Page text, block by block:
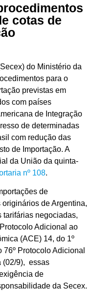
cotas de
do Ministério da
para o
previstas em
com países
de Integração
de determinadas
com redução das
de Importação. A
da União da quinta-
nº 108.
de
de Argentina,
tarifárias negociadas,
Adicional ao
(ACE) 14, do 1º
Protocolo Adicional
(02/9), essas
de
da Secex.